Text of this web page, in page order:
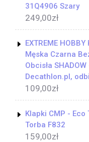
31Q4906 Szary
249,00zł
EXTREME
Męska Czarna
Obcisła
Decathlon.pl,
109,00zł
Klapki CMP -
Torba F832
159,00zł